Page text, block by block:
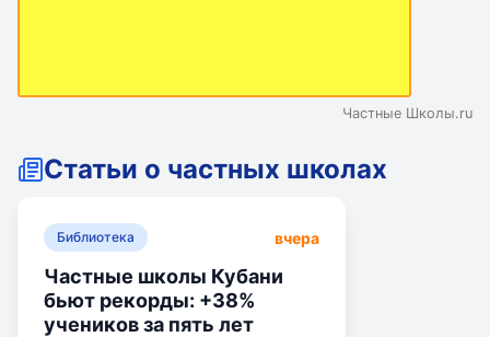
Частные Школы.ru
Статьи о частных школах
Библиотека вчера
Частные школы Кубани
бьют рекорды: +38%
учеников за пять лет